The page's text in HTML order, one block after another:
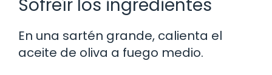
Sofreír los ingredientes
En una sartén grande, calienta el
aceite de oliva a fuego medio.